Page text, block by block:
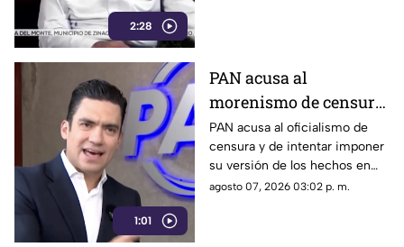
2:28
1:01
PAN acusa al
morenismo de censura
y de imponer narrativa
en el debate público
PAN acusa al oficialismo de
censura y de intentar imponer
su versión de los hechos en
medio del debate político
agosto 07, 2026 03:02 p. m.